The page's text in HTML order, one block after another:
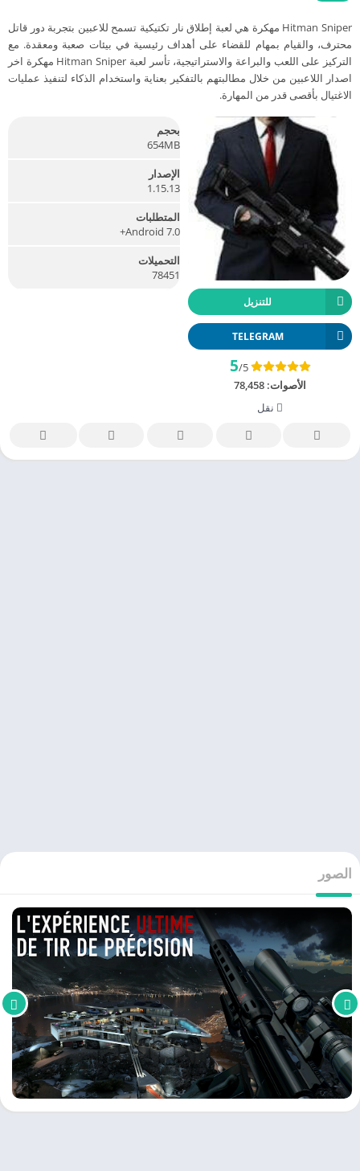
Hitman Sniper مهكرة هي لعبة إطلاق نار تكتيكية تسمح للاعبين بتجربة دور قاتل
محترف، والقيام بمهام للقضاء على أهداف رئيسية في بيئات صعبة ومعقدة. مع
التركيز على اللعب والبراعة والاستراتيجية، تأسر لعبة Hitman Sniper مهكرة اخر
اصدار اللاعبين من خلال مطالبتهم بالتفكير بعناية واستخدام الذكاء لتنفيذ عمليات
الاغتيال بأقصى قدر من المهارة.
للتنزيل
TELEGRAM
5/5
الأصوات: 78,458
نقل
بحجم
654MB
الإصدار
1.15.13
المتطلبات
Android 7.0+
التحميلات
78451
الصور